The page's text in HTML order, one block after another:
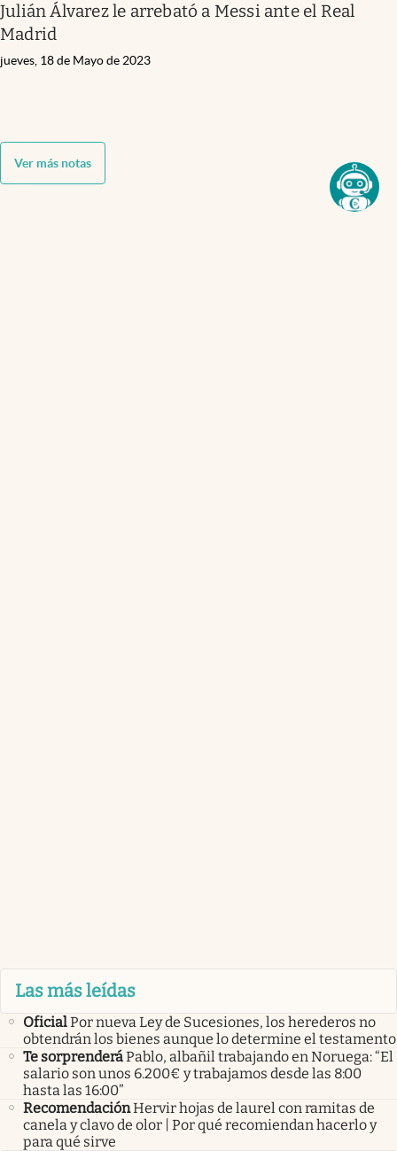
Julián Álvarez le arrebató a Messi ante el Real
Madrid
jueves, 18 de Mayo de 2023
Ver más notas
Las más leídas
OficialPor nueva Ley de Sucesiones, los herederos no
obtendrán los bienes aunque lo determine el testamento
Te sorprenderáPablo, albañil trabajando en Noruega: “El
salario son unos 6.200€ y trabajamos desde las 8:00
hasta las 16:00”
RecomendaciónHervir hojas de laurel con ramitas de
canela y clavo de olor | Por qué recomiendan hacerlo y
para qué sirve